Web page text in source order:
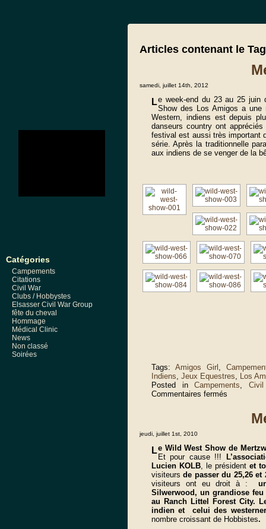
Catégories
Campements
Citations
Civil War
Clubs / Hobbystes
Elsasser Civil War Group
fête du cheval
Hommage
Médical Clinic
News
Non classé
Soirées
Articles contenant le Tag
samedi, juillet 14th, 2012
Le week-end du 23 au 25 juin
Show des Los Amigos a
Western, indiens est depuis
danseurs country ont
festival est aussi très important
série. Après la traditionnelle
aux indiens de se venger de la
Tags: Amigos Girl ,
Indiens, Jeux Equestres, Los
Posted inCampements,
Commentaires fermés
jeudi, juillet 1st, 2010
Le Wild West Show de
Et pour cause !!!
Lucien KOLB, le président et
visiteursde passer du 25,26
visiteurs ont eu droit à :
Silwerwood, un grandiose
au Ranch Littel Forest City.
indien et celui des
nombre croissant de Hobbistes.